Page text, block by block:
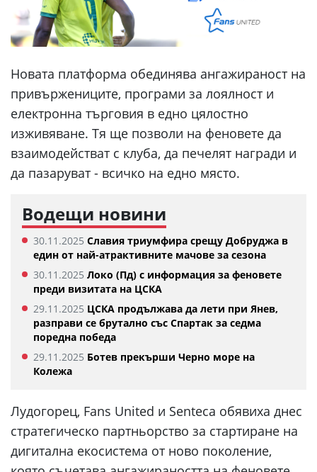
Новата платформа обединява ангажираност на
привържениците, програми за лоялност и
електронна търговия в едно цялостно
изживяване. Тя ще позволи на феновете да
взаимодействат с клуба, да печелят награди и
да пазаруват - всичко на едно място.
Водещи новини
30.11.2025 Славия триумфира срещу Добруджа в
един от най-атрактивните мачове за сезона
30.11.2025 Локо (Пд) с информация за феновете
преди визитата на ЦСКА
29.11.2025 ЦСКА продължава да лети при Янев,
разправи се брутално със Спартак за седма
поредна победа
29.11.2025 Ботев прекърши Черно море на
Колежа
Лудогорец, Fans United и Senteca обявиха днес
стратегическо партньорство за стартиране на
дигитална екосистема от ново поколение,